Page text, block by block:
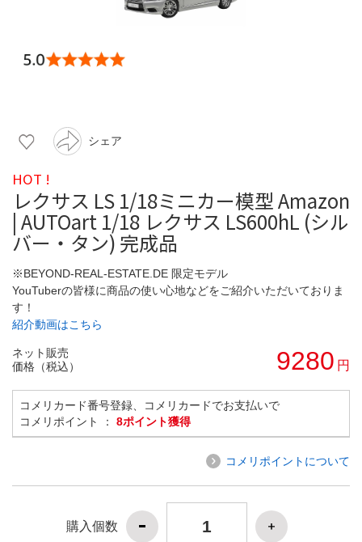
シェア
HOT !
レクサス LS 1/18ミニカー模型 Amazon
| AUTOart 1/18 レクサス LS600hL (シル
バー・タン) 完成品
※BEYOND-REAL-ESTATE.DE 限定モデル
YouTuberの皆様に商品の使い心地などをご紹介いただいておりま
す！
紹介動画はこちら
ネット販売
価格（税込）
9280 円
コメリカード番号登録、コメリカードでお支払いで
コメリポイント ： 8ポイント獲得
コメリポイントについて
購入個数